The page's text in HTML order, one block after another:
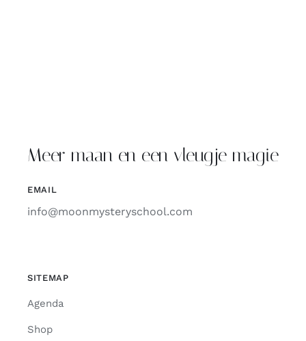
Meer maan en een vleugje magie
EMAIL
info@moonmysteryschool.com
SITEMAP
Agenda
Shop